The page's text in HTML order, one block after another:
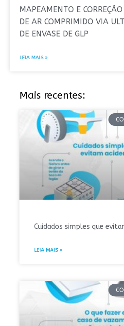
MAPEAMENTO E
DE AR COMPRIMIDO VIA
DE ENVASE DE GLP
LEIA MAIS »
Mais recentes:
Cuidados simples que
LEIA MAIS »